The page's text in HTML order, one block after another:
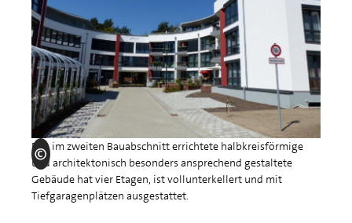
Das im zweiten Bauabschnitt errichtete halbkreisförmige
und architektonisch besonders ansprechend gestaltete
Gebäude hat vier Etagen, ist vollunterkellert und mit
Tiefgaragenplätzen ausgestattet.